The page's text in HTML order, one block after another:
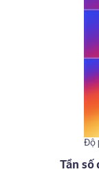
Độ
Tần số